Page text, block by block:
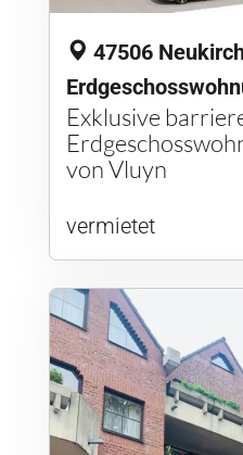
47506
Exklusive
von Vluyn
vermietet